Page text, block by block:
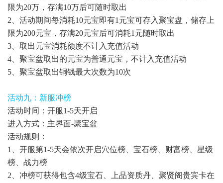
限为20万，存满10万后可随时取出
2、活动期间每消耗10元宝即有1元宝可存入聚宝盘，储存上
限为200元宝，存满20元宝后可消耗1元随时取出
3、取出元宝消耗额度不计入充值活动
4、聚宝盆取出的元宝为普通元宝，不计入充值活动
5、聚宝盆取出铜钱最大次数为10次
活动九：新服冲榜
活动时间：开服1-5天开启
进入方式：主界面-聚宝盆
活动规则：
1、开服第1-5天会依次开启穴位榜、宝石榜、财富榜、星级
榜、战力榜
2、冲榜可获得包含4级宝石、上品资质丹、聚贤阁贵宾卡在